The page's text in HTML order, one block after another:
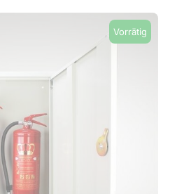
Vorrätig